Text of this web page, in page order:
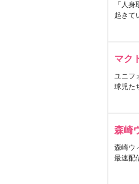
「人
起きて
マク
ユニフ
球児た
森崎
森崎ウ
最速配